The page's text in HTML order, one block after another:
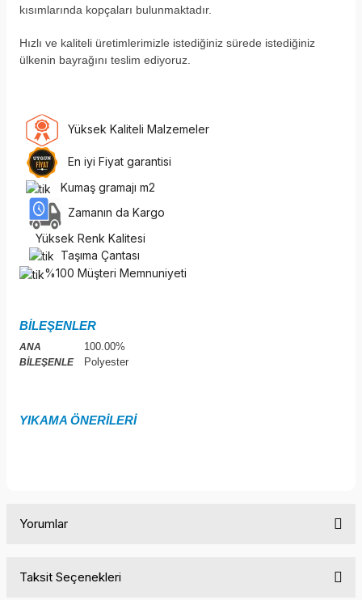
kısımlarında kopçaları bulunmaktadır.
Hızlı ve kaliteli üretimlerimizle istediğiniz sürede istediğiniz
ülkenin bayrağını teslim ediyoruz.
Yüksek Kaliteli Malzemeler
En iyi Fiyat garantisi
Kumaş gramajı m2
Zamanın da Kargo
Yüksek Renk Kalitesi
Taşıma Çantası
%100 Müşteri Memnuniyeti
BİLEŞENLER
ANA
BİLEŞENLE
100.00%
Polyester
YIKAMA ÖNERİLERİ
Yorumlar
Taksit Seçenekleri